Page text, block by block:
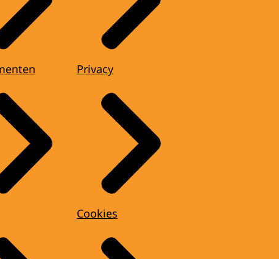
Privacy
Cookies